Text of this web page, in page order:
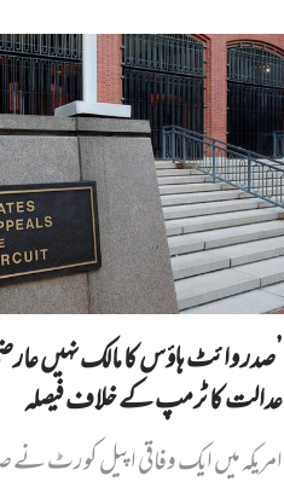
’صدر وائٹ ہاؤس کا مالک نہیں‌
عدالت کا ٹرمپ کے خلاف فیصلہ
امریکہ میں ایک وفاقی اپیل کورٹ